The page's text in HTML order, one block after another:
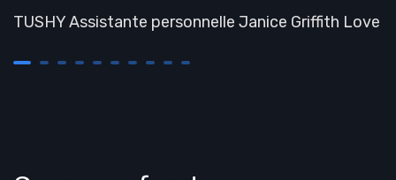
TUSHY Assistante personnelle Janice Griffith Love